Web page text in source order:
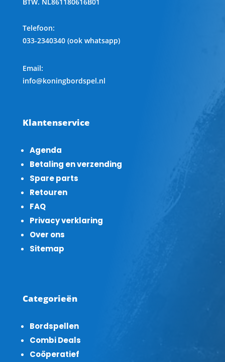
Telefoon:
033-2340340 (ook whatsapp)
Email:
info@koningbordspel.nl
Klantenservice
Agenda
Betaling en verzending
Spare parts
Retouren
FAQ
Privacy verklaring
Over ons
Sitemap
Categorieën
Bordspellen
Combi Deals
Coöperatief